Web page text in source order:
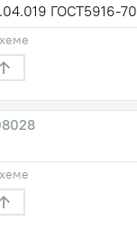
ГОСТ5916-70